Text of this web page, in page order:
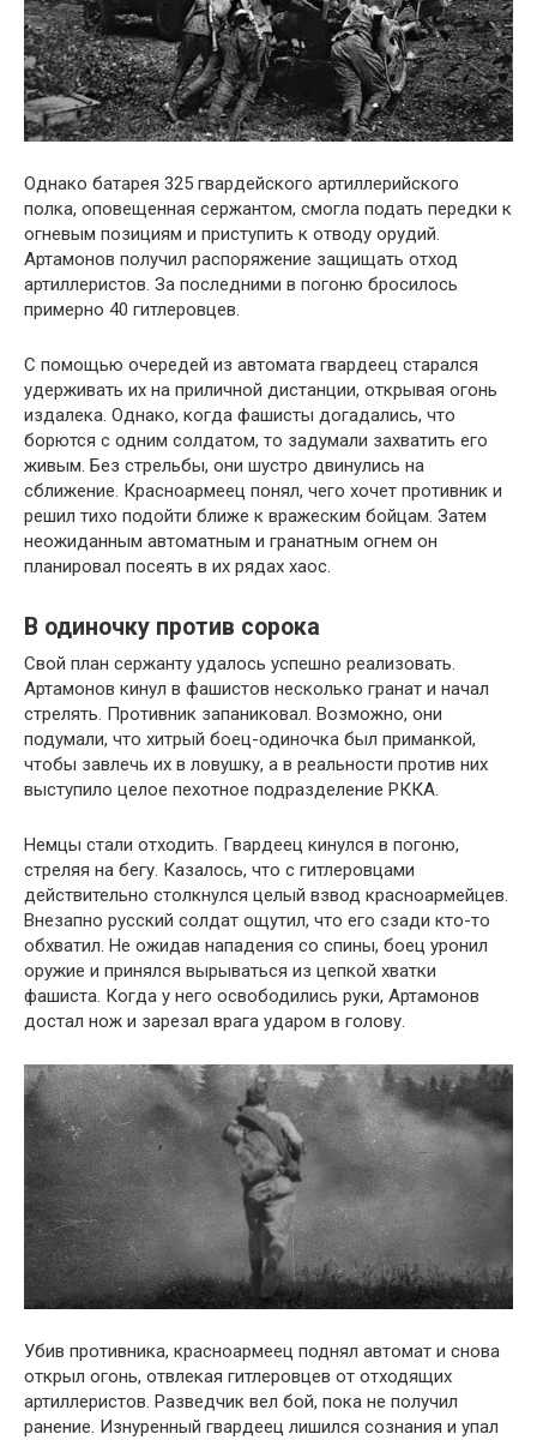
Однако батарея 325 гвардейского артиллерийского
полка, оповещенная сержантом, смогла подать передки к
огневым позициям и приступить к отводу орудий.
Артамонов получил распоряжение защищать отход
артиллеристов. За последними в погоню бросилось
примерно 40 гитлеровцев.
С помощью очередей из автомата гвардеец старался
удерживать их на приличной дистанции, открывая огонь
издалека. Однако, когда фашисты догадались, что
борются с одним солдатом, то задумали захватить его
живым. Без стрельбы, они шустро двинулись на
сближение. Красноармеец понял, чего хочет противник и
решил тихо подойти ближе к вражеским бойцам. Затем
неожиданным автоматным и гранатным огнем он
планировал посеять в их рядах хаос.
В одиночку против сорока
Свой план сержанту удалось успешно реализовать.
Артамонов кинул в фашистов несколько гранат и начал
стрелять. Противник запаниковал. Возможно, они
подумали, что хитрый боец-одиночка был приманкой,
чтобы завлечь их в ловушку, а в реальности против них
выступило целое пехотное подразделение РККА.
Немцы стали отходить. Гвардеец кинулся в погоню,
стреляя на бегу. Казалось, что с гитлеровцами
действительно столкнулся целый взвод красноармейцев.
Внезапно русский солдат ощутил, что его сзади кто-то
обхватил. Не ожидав нападения со спины, боец уронил
оружие и принялся вырываться из цепкой хватки
фашиста. Когда у него освободились руки, Артамонов
достал нож и зарезал врага ударом в голову.
Убив противника, красноармеец поднял автомат и снова
открыл огонь, отвлекая гитлеровцев от отходящих
артиллеристов. Разведчик вел бой, пока не получил
ранение. Изнуренный гвардеец лишился сознания и упал